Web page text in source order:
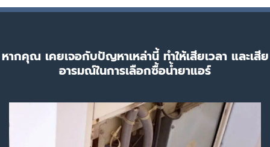
หากคุณ เคยเจอกับปัญหาเหล่านี้ ทำให้เสียเวลา และเสีย
อารมณ์ในการเลือกซื้อน้ำยาแอร์